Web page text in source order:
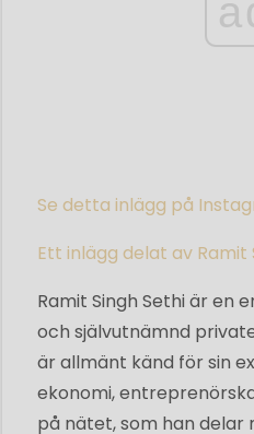
Se detta inlägg på
Ett inlägg delat av
Ramit Singh Sethi är
och självutnämnd
är allmänt känd för sin
ekonomi,
på nätet, som han delar